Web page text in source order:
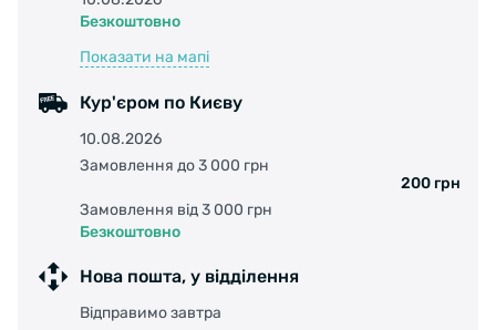
Безкоштовно
Показати на мапі
Кур'єром по Києву
10.08.2026
Замовлення до 3 000 грн
200 грн
Замовлення від 3 000 грн
Безкоштовно
Нова пошта, у відділення
Відправимо завтра